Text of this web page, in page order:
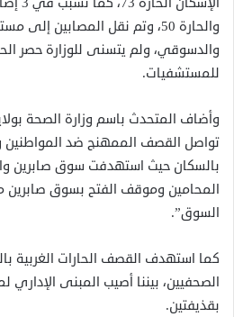
والحارة 50، وتم نقل المصابين
والدسوقي، ولم يتسنى للوزارة حصر
للمستشفيات.
وأضاف المتحدث باسم وزارة الصحة
تواصل القصف الممهنج ضد
بالسكان حيث استهدفت سوق صابرين
المحامين وموقف الفتح بسوق
السوق”.
كما استهدف القصف الحارات الغربية
الصحفيين، بيننا أصيب المبنى الإداري
بقذيفتين.